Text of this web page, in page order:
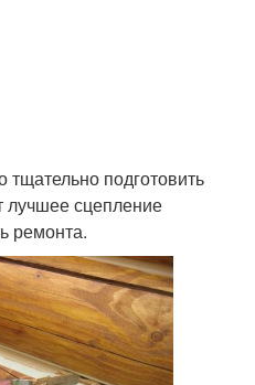
подготовить
лучшее сцепление
ремонта.